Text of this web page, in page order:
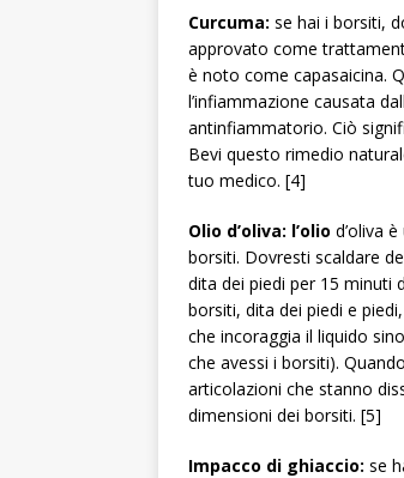
Curcuma: se hai i borsiti,
approvato come
è noto come capasaicina.
l’infiammazione causata
antinfiammatorio. Ciò
Bevi questo rimedio
tuo medico. [4]
Olio d’oliva: l’olio d’oliva
borsiti. Dovresti scaldare
dita dei piedi per 15 minuti
borsiti, dita dei piedi e
che incoraggia il liquido
che avessi i borsiti).
articolazioni che stanno
dimensioni dei borsiti. [5]
Impacco di ghiaccio: se